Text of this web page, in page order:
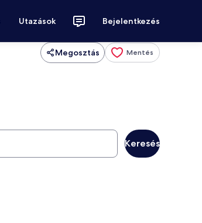
Utazások Bejelentkezés
Megosztás Mentés
Keresés